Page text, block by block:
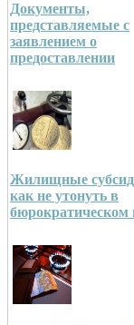
Документы,
представляемые с
заявлением о
предоставлении
Жилищные
как не утонуть в
бюрократическом